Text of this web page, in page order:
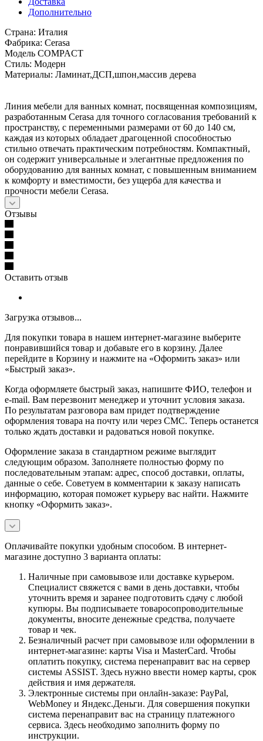
Дополнительно
Страна: Италия
Фабрика: Cerasa
Модель COMPACT
Стиль: Модерн
Материалы: Ламинат,ДСП,шпон,массив дерева
Линия мебели для ванных комнат, посвященная композициям,
разработанным Cerasa для точного согласования требований к
пространству, с переменными размерами от 60 до 140 см,
каждая из которых обладает драгоценной способностью
стильно отвечать практическим потребностям. Компактный,
он содержит универсальные и элегантные предложения по
оборудованию для ванных комнат, с повышенным вниманием
к комфорту и вместимости, без ущерба для качества и
прочности мебели Cerasa.
Отзывы
Оставить отзыв
Загрузка отзывов...
Для покупки товара в нашем интернет-магазине выберите
понравившийся товар и добавьте его в корзину. Далее
перейдите в Корзину и нажмите на «Оформить заказ» или
«Быстрый заказ».
Когда оформляете быстрый заказ, напишите ФИО, телефон и
e-mail. Вам перезвонит менеджер и уточнит условия заказа.
По результатам разговора вам придет подтверждение
оформления товара на почту или через СМС. Теперь останется
только ждать доставки и радоваться новой покупке.
Оформление заказа в стандартном режиме выглядит
следующим образом. Заполняете полностью форму по
последовательным этапам: адрес, способ доставки, оплаты,
данные о себе. Советуем в комментарии к заказу написать
информацию, которая поможет курьеру вас найти. Нажмите
кнопку «Оформить заказ».
Оплачивайте покупки удобным способом. В интернет-
магазине доступно 3 варианта оплаты:
Наличные при самовывозе или доставке курьером.
Специалист свяжется с вами в день доставки, чтобы
уточнить время и заранее подготовить сдачу с любой
купюры. Вы подписываете товаросопроводительные
документы, вносите денежные средства, получаете
товар и чек.
Безналичный расчет при самовывозе или оформлении в
интернет-магазине: карты Visa и MasterCard. Чтобы
оплатить покупку, система перенаправит вас на сервер
системы ASSIST. Здесь нужно ввести номер карты, срок
действия и имя держателя.
Электронные системы при онлайн-заказе: PayPal,
WebMoney и Яндекс.Деньги. Для совершения покупки
система перенаправит вас на страницу платежного
сервиса. Здесь необходимо заполнить форму по
инструкции.